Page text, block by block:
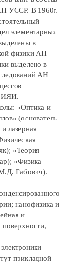
УССР. В 1960г.
элементарных
в
физики АН
выделено в
АН
ИЯИ.
«Оптика и
(основатель
лазерная
«Теория
«Физика
Габович).
нанофизика и
и
поверхности,
прикладной